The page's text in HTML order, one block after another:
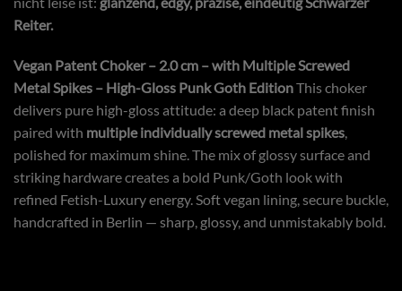
Reiter.
Vegan Patent Choker – 2.0 cm – with Multiple Screwed
Metal Spikes – High-Gloss Punk Goth EditionThis choker
delivers pure high-gloss attitude: a deep black patent finish
paired with multiple individually screwed metal spikes,
polished for maximum shine. The mix of glossy surface and
striking hardware creates a bold Punk/Goth look with
refined Fetish-Luxury energy. Soft vegan lining, secure buckle,
handcrafted in Berlin — sharp, glossy, and unmistakably bold.